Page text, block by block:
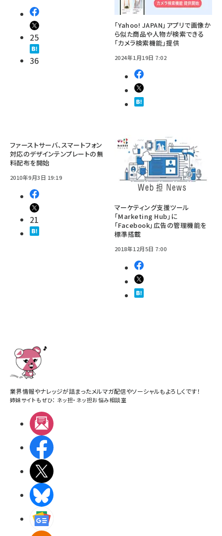
25
36
「Yahoo! JAPAN」アプリで画像か
ら似た商品や人物が検索できる
「カメラ検索機能」提供
2024年1月19日 7:02
ファーストサーバ、スマートフォン
対応のデザインテンプレートの無
料配布を開始
2010年9月3日 19:19
21
マーケティング支援ツール
「Marketing Hub」に
「Facebook」広告の管理機能を
標準搭載
2018年12月5日 7:00
業界情報やナレッジが詰まったメルマガ配信やソーシャルもよろしくです！
姉妹サイトもぜひ： ネッ担・ ネッ担お悩み相談室